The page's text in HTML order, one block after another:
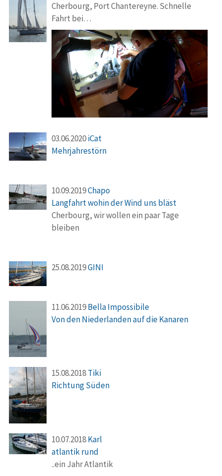
Cherbourg, Port Chantereyne. Schnelle
Fahrt bei…
03.06.2020 iCat
Mehrjahrestörn
10.09.2019Chapo
Langfahrt wohin der Wind uns bläst
Cherbourg, wir wollen ein paar Tage
bleiben
25.08.2019GINI
11.06.2019 Bella Impossibile
Von den Niederlanden auf die Kanaren
15.08.2018 Tiki
Richtung Süden
10.07.2018 Karl
atlantik rund
..ein Jahr Atlantik